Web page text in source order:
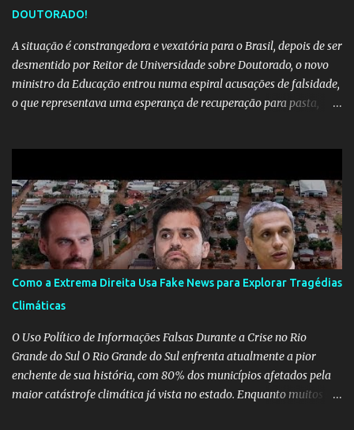
DOUTORADO!
A situação é constrangedora e vexatória para o Brasil, depois de ser
desmentido por Reitor de Universidade sobre Doutorado, o novo
ministro da Educação entrou numa espiral acusações de falsidade,
o que representava uma esperança de recuperação para pasta,
meio vai ter o seu terceiro ministro no comando, depois da
insensatez de Vélez e as loucuras ideológicas de Weintraub, parecia
que a ala influenciada por Olavo de Carvalho tinha perdido força
na gestão... Mas as mentiras de Carlos Alberto Decotelli podem
trazer mais problemas do que soluções a Educação brasileira,
afinal de contas como acreditar em algo proposto pelo novo
ministro sem imaginar que ele só esta querendo auferir vantagens
pessoais em uma pasta de tamanha envergadura e influência na
vida dos brasileiros. Evelin Azevedo escreveu brilhantemen...
Como a Extrema Direita Usa Fake News para Explorar Tragédias
Climáticas
O Uso Político de Informações Falsas Durante a Crise no Rio
Grande do Sul O Rio Grande do Sul enfrenta atualmente a pior
enchente de sua história, com 80% dos municípios afetados pela
maior catástrofe climática já vista no estado. Enquanto muitos se